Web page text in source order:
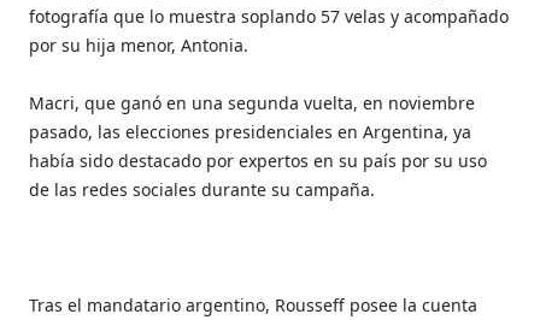
fotografía que lo muestra soplando 57 velas y acompañado
por su hija menor, Antonia.
Macri, que ganó en una segunda vuelta, en noviembre
pasado, las elecciones presidenciales en Argentina, ya
había sido destacado por expertos en su país por su uso
de las redes sociales durante su campaña.
Tras el mandatario argentino, Rousseff posee la cuenta